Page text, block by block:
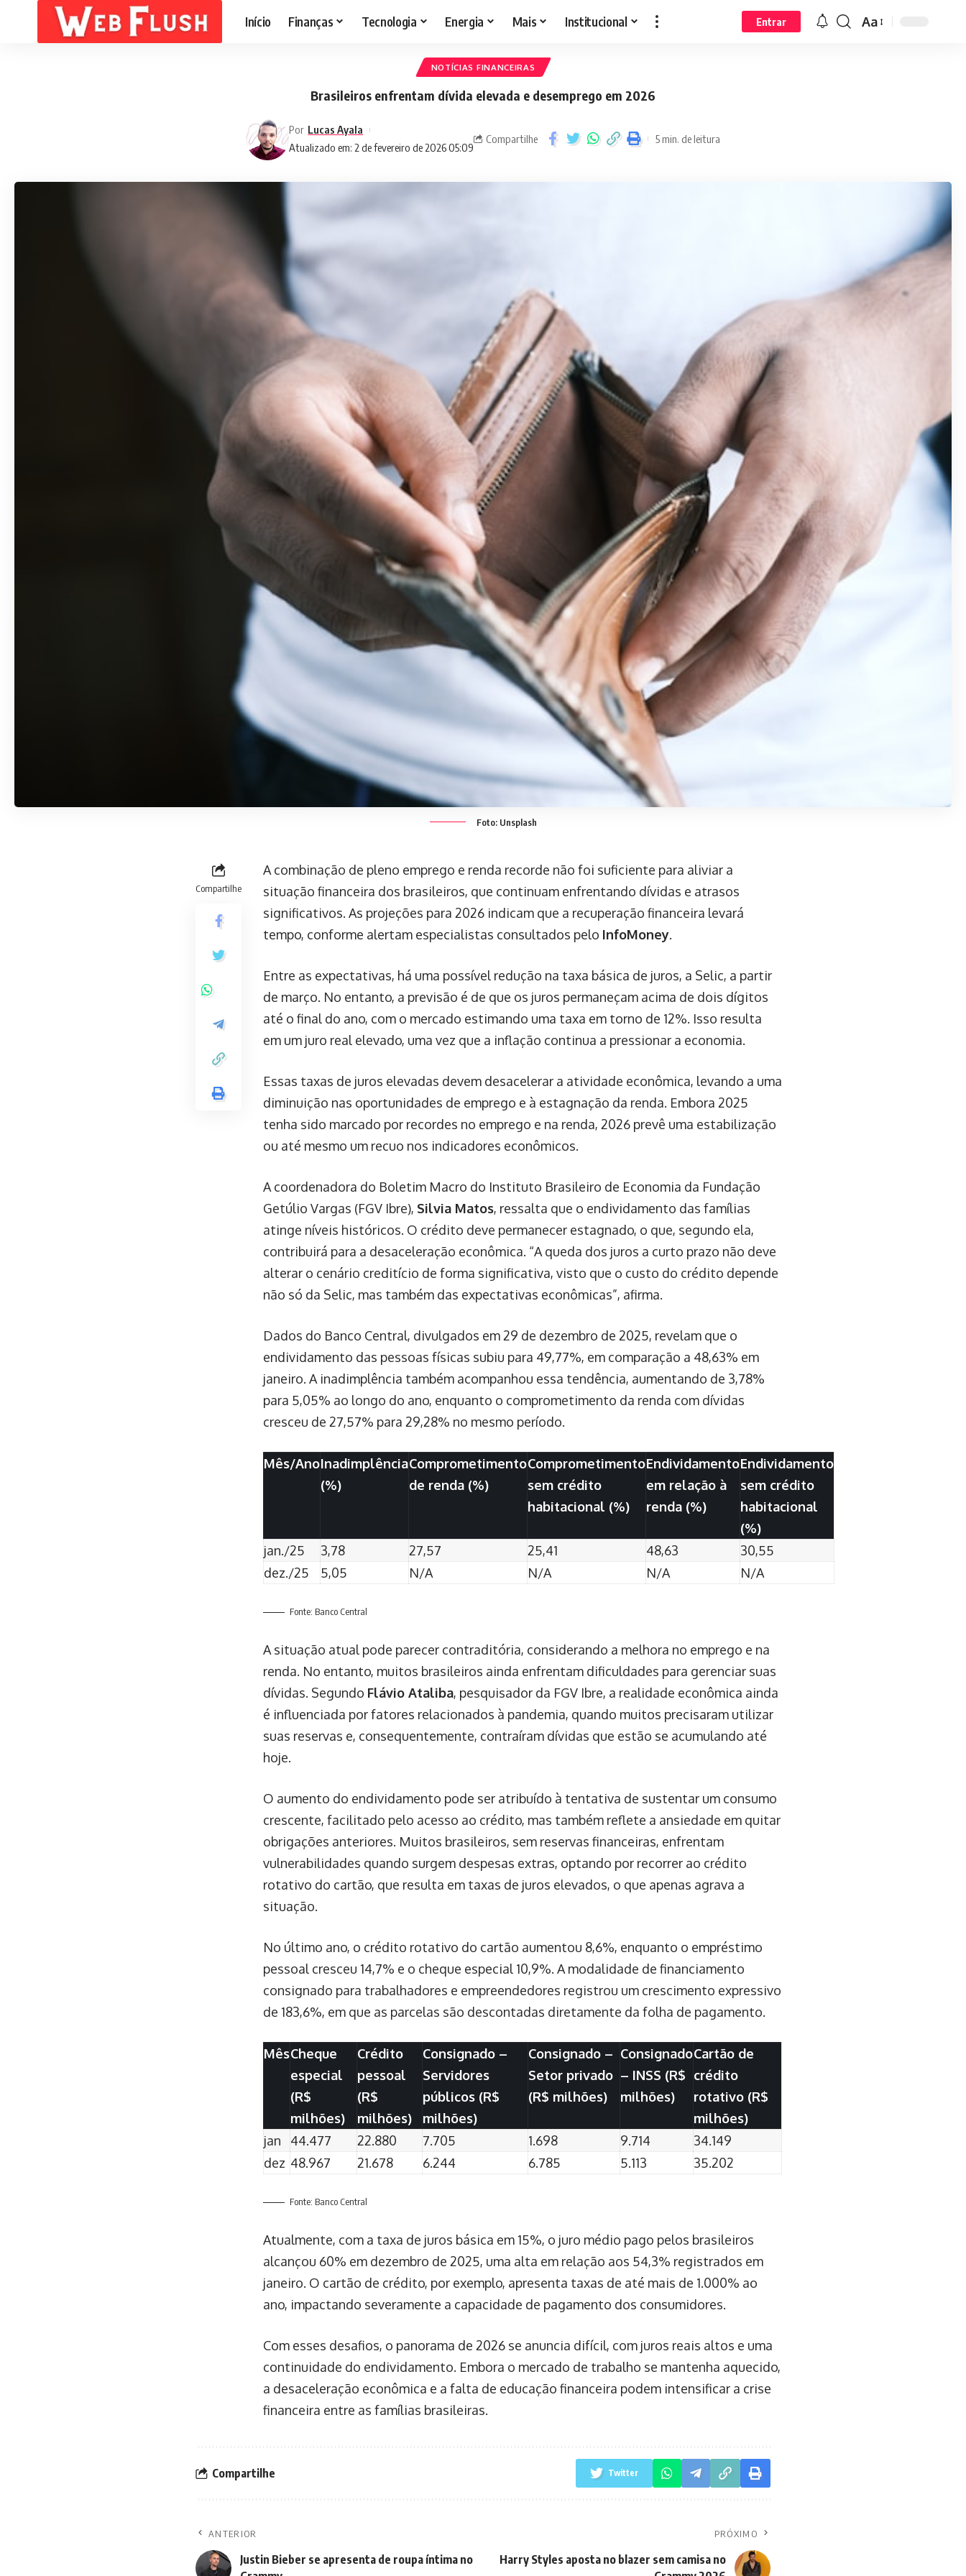
Início Finanças Tecnologia Energia Mais Institucional Entrar Aa
NOTÍCIAS FINANCEIRAS
Brasileiros enfrentam dívida elevada e desemprego em 2026
Atualizado em: 2 de fevereiro de 2026 05:09
Por Lucas Ayala
Compartilhe 5 min. de leitura
Foto: Unsplash
Compartilhe
A combinação de pleno emprego e renda recorde não foi suficiente para aliviar a
situação financeira dos brasileiros, que continuam enfrentando dívidas e atrasos
significativos. As projeções para 2026 indicam que a recuperação financeira levará
tempo, conforme alertam especialistas consultados pelo InfoMoney.
Entre as expectativas, há uma possível redução na taxa básica de juros, a Selic, a partir
de março. No entanto, a previsão é de que os juros permaneçam acima de dois dígitos
até o final do ano, com o mercado estimando uma taxa em torno de 12%. Isso resulta
em um juro real elevado, uma vez que a inflação continua a pressionar a economia.
Essas taxas de juros elevadas devem desacelerar a atividade econômica, levando a uma
diminuição nas oportunidades de emprego e à estagnação da renda. Embora 2025
tenha sido marcado por recordes no emprego e na renda, 2026 prevê uma estabilização
ou até mesmo um recuo nos indicadores econômicos.
A coordenadora do Boletim Macro do Instituto Brasileiro de Economia da Fundação
Getúlio Vargas (FGV Ibre), Silvia Matos, ressalta que o endividamento das famílias
atinge níveis históricos. O crédito deve permanecer estagnado, o que, segundo ela,
contribuirá para a desaceleração econômica. “A queda dos juros a curto prazo não deve
alterar o cenário creditício de forma significativa, visto que o custo do crédito depende
não só da Selic, mas também das expectativas econômicas”, afirma.
Dados do Banco Central, divulgados em 29 de dezembro de 2025, revelam que o
endividamento das pessoas físicas subiu para 49,77%, em comparação a 48,63% em
janeiro. A inadimplência também acompanhou essa tendência, aumentando de 3,78%
para 5,05% ao longo do ano, enquanto o comprometimento da renda com dívidas
cresceu de 27,57% para 29,28% no mesmo período.
Mês/AnoInadimplência
(%)
Comprometimento
de renda (%)
Comprometimento
sem crédito
habitacional (%)
Endividamento
em relação à
renda (%)
Endividamento
sem crédito
habitacional
(%)
jan./25
3,78 27,57 25,41 48,63
30,55
dez./25
5,05 N/A N/A N/A N/A
Fonte: Banco Central
A situação atual pode parecer contraditória, considerando a melhora no emprego e na
renda. No entanto, muitos brasileiros ainda enfrentam dificuldades para gerenciar suas
dívidas. Segundo Flávio Ataliba, pesquisador da FGV Ibre, a realidade econômica ainda
é influenciada por fatores relacionados à pandemia, quando muitos precisaram utilizar
suas reservas e, consequentemente, contraíram dívidas que estão se acumulando até
hoje.
O aumento do endividamento pode ser atribuído à tentativa de sustentar um consumo
crescente, facilitado pelo acesso ao crédito, mas também reflete a ansiedade em quitar
obrigações anteriores. Muitos brasileiros, sem reservas financeiras, enfrentam
vulnerabilidades quando surgem despesas extras, optando por recorrer ao crédito
rotativo do cartão, que resulta em taxas de juros elevados, o que apenas agrava a
situação.
No último ano, o crédito rotativo do cartão aumentou 8,6%, enquanto o empréstimo
pessoal cresceu 14,7% e o cheque especial 10,9%. A modalidade de financiamento
consignado para trabalhadores e empreendedores registrou um crescimento expressivo
de 183,6%, em que as parcelas são descontadas diretamente da folha de pagamento.
MêsCheque
especial
(R$
milhões)
Crédito
pessoal
(R$
milhões)
Consignado –
Servidores
públicos (R$
milhões)
Consignado –
Setor privado
(R$ milhões)
Consignado
– INSS (R$
milhões)
Cartão de
crédito
rotativo (R$
milhões)
jan
44.477 22.880 7.705 1.698 9.714
34.149
dez 48.967 21.678 6.244 6.785 5.113 35.202
Fonte: Banco Central
Atualmente, com a taxa de juros básica em 15%, o juro médio pago pelos brasileiros
alcançou 60% em dezembro de 2025, uma alta em relação aos 54,3% registrados em
janeiro. O cartão de crédito, por exemplo, apresenta taxas de até mais de 1.000% ao
ano, impactando severamente a capacidade de pagamento dos consumidores.
Com esses desafios, o panorama de 2026 se anuncia difícil, com juros reais altos e uma
continuidade do endividamento. Embora o mercado de trabalho se mantenha aquecido,
a desaceleração econômica e a falta de educação financeira podem intensificar a crise
financeira entre as famílias brasileiras.
Compartilhe Twitter
ANTERIOR
Justin Bieber se apresenta de roupa íntima no
PRÓXIMO
Harry Styles aposta no blazer sem camisa no